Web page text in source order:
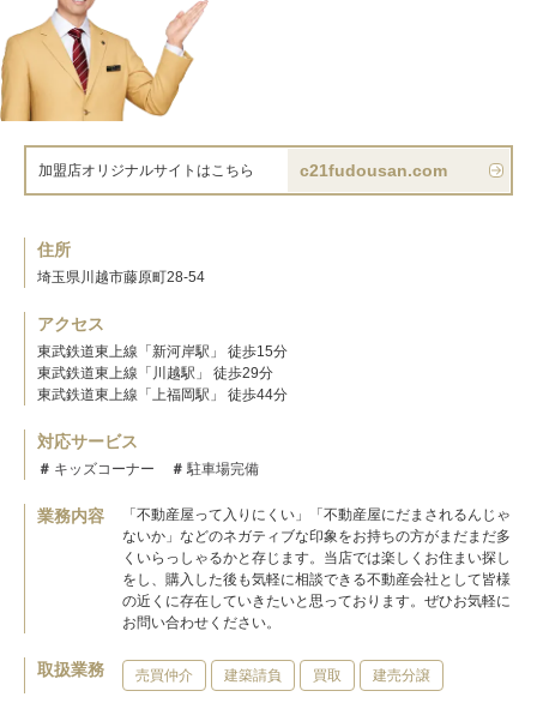
加盟店オリジナルサイトはこちら c21fudousan.com
住所
埼玉県川越市藤原町28-54
アクセス
東武鉄道東上線「新河岸駅」 徒歩15分
東武鉄道東上線「川越駅」 徒歩29分
東武鉄道東上線「上福岡駅」 徒歩44分
対応サービス
キッズコーナー 駐車場完備
業務内容
「不動産屋って入りにくい」「不動産屋にだまされるんじゃ
ないか」などのネガティブな印象をお持ちの方がまだまだ多
くいらっしゃるかと存じます。当店では楽しくお住まい探し
をし、購入した後も気軽に相談できる不動産会社として皆様
の近くに存在していきたいと思っております。ぜひお気軽に
お問い合わせください。
取扱業務 売買仲介 建築請負 買取 建売分譲